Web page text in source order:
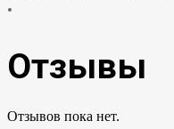
Отзывы
Отзывов пока нет.